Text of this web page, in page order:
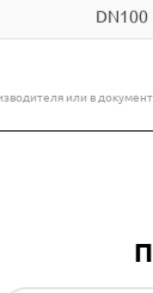
DN100
или в